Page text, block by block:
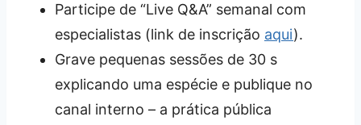
Participe de “Live Q&A” semanal com
especialistas (link de inscrição aqui).
Grave pequenas sessões de 30 s
explicando uma espécie e publique no
canal interno – a prática pública